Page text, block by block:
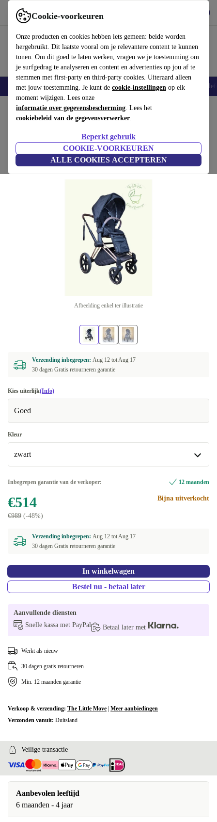
Cookie-voorkeuren
Onze producten en cookies hebben iets gemeen: beide worden
hergebruikt. Dit laatste vooral om je relevantere content te kunnen
tonen. Om dit goed te laten werken, vragen we je toestemming om
je surfgedrag te analyseren en content en advertenties op jou af te
stemmen met first-party en third-party cookies. Uiteraard alleen
met jouw toestemming. Je kunt de cookie-instellingen op elk
moment wijzigen. Lees onze
informatie over gegevensbescherming. Lees het
cookiebeleid van de gegevensverwerker.
Beperkt gebruik
COOKIE-VOORKEUREN
ALLE COOKIES ACCEPTEREN
Gebruik refurbed snel en eenvoudig
Smartphones Laptops Tablets Smartwatches Accessoires
Home Baby & kinderen Kinderwagens & Buggy's Kinderwagens
Cybex Priam Platinum kinderwagen
zwart
(Beoordelingen worden verzameld)
€514
Afbeelding enkel ter illustratie
Verzending inbegrepen: Aug 12 totAug 17
30 dagen Gratis retourneren garantie
Kies uiterlijk(Info)
Goed
Kleur
zwart
beige +€175,99
Inbegrepen garantie van de verkoper: 12 maanden
€514
€989 (-48%)
Bijna uitverkocht
Verzending inbegrepen: Aug 12 totAug 17
30 dagen Gratis retourneren garantie
In winkelwagen
Bestel nu - betaal later
Aanvullende diensten
Snelle kassa met PayPal
Betaal later met
Werkt als nieuw
30 dagen gratis retourneren
Min. 12 maanden garantie
Verkoop & verzending: The Little Move Meer aanbiedingen
Verzonden vanuit: Duitsland
Veilige transactie
Aanbevolen leeftijd
6 maanden - 4 jaar